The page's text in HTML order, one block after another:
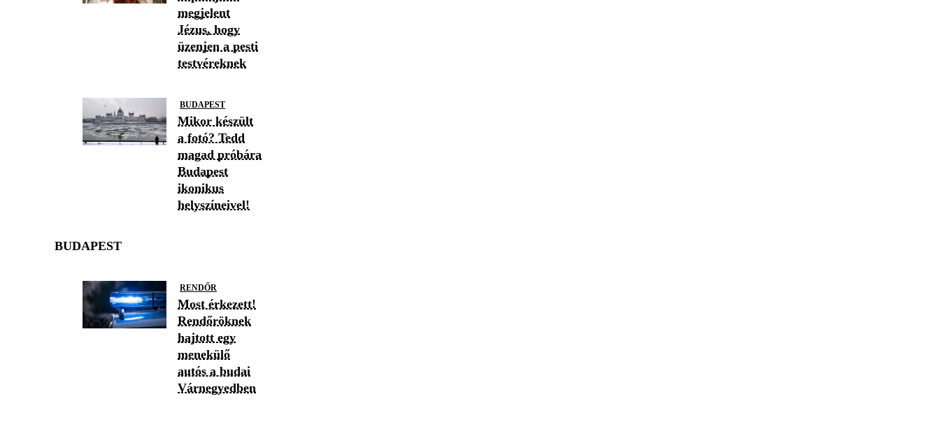
megjelent
Jézus, hogy
üzenjen a pesti
testvéreknek
BUDAPEST
Mikor készült
a fotó? Tedd
magad próbára
Budapest
ikonikus
helyszíneivel!
BUDAPEST
RENDŐR
Most érkezett!
Rendőröknek
hajtott egy
menekülő
autós a budai
Várnegyedben